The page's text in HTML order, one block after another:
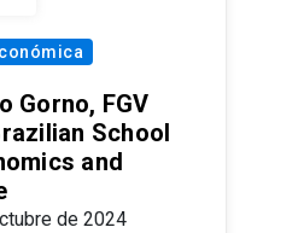
Gorno, FGV
School
and
de 2024